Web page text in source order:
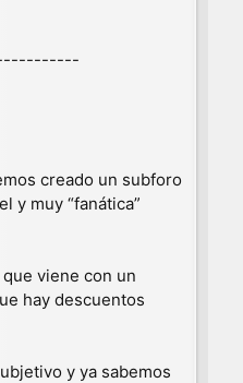
creado un subforo
y muy “fanática”
viene con un
hay descuentos
y ya sabemos